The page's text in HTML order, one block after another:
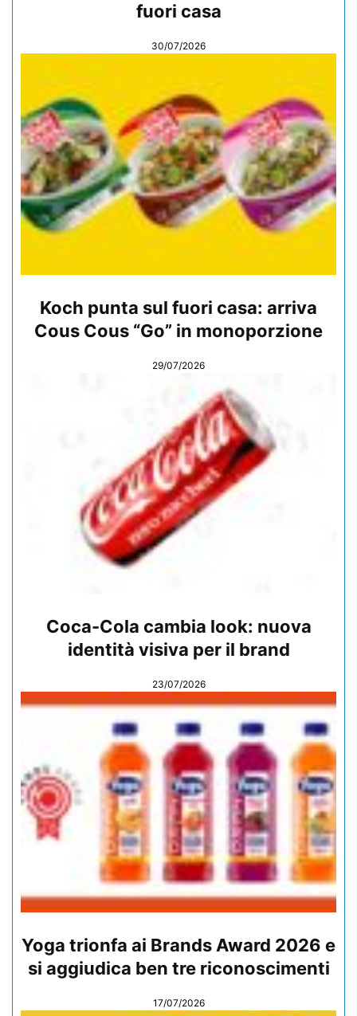
fuori casa
30/07/2026
Koch punta sul fuori casa: arriva
Cous Cous “Go” in monoporzione
29/07/2026
Coca-Cola cambia look: nuova
identità visiva per il brand
23/07/2026
Yoga trionfa ai Brands Award 2026 e
si aggiudica ben tre riconoscimenti
17/07/2026